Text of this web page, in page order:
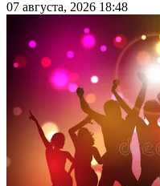
07 августа, 2026 18:48